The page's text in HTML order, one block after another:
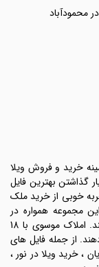
محمودآباد
خرید و فروش ویلا
گذاشتن بهترین فایل
خوبی از خرید ملک
مجموعه همواره در
تلاش هستند رضایت طرفین معامله ها را تامین کنند. املاک موسوی با 18
از جمله فایل های
، خرید ویلا در نور ،